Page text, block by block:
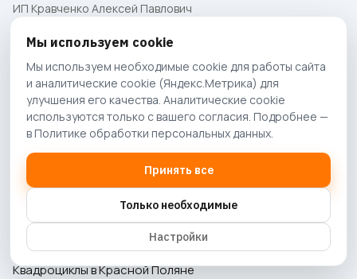
ИП Кравченко Алексей Павлович
Условия оказания услуг определены вПубличной оферте
Стоимость и наличие уточняйте у оператора.
Маршруты и цены
Корпоративы
Сертификат
Квадроциклы в Адлере
Квадроциклы в Красной Поляне
Мы используем cookie
Мы используем необходимые cookie для работы сайта
и аналитические cookie (Яндекс.Метрика) для
улучшения его качества. Аналитические cookie
используются только с вашего согласия. Подробнее —
в Политике обработки персональных данных.
Принять все
Только необходимые
Настройки